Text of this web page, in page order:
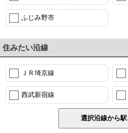
ふじみ野市
住みたい沿線
ＪＲ埼京線
西武新宿線